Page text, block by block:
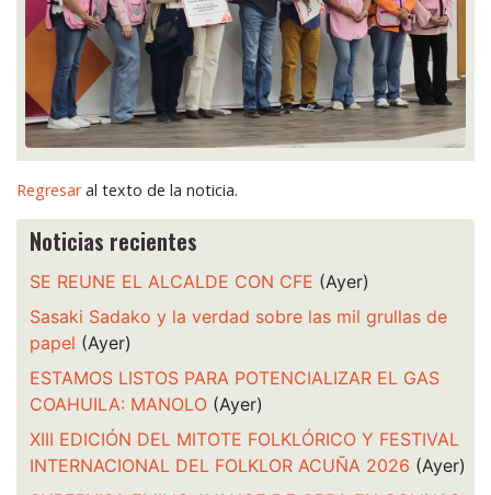
Regresaral texto de la noticia.
Noticias recientes
SE REUNE EL ALCALDE CON CFE (Ayer)
Sasaki Sadako y la verdad sobre las mil grullas de
papel (Ayer)
ESTAMOS LISTOS PARA POTENCIALIZAR EL GAS
COAHUILA: MANOLO (Ayer)
XIII EDICIÓN DEL MITOTE FOLKLÓRICO Y FESTIVAL
INTERNACIONAL DEL FOLKLOR ACUÑA 2026 (Ayer)